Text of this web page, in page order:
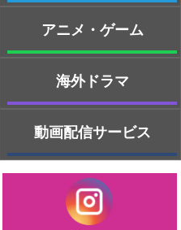
アニメ・ゲーム
海外ドラマ
動画配信サービス